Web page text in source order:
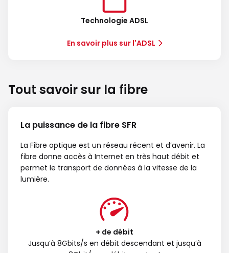
Technologie ADSL
En savoir plus sur l'ADSL
Tout savoir sur la fibre
La puissance de la fibre SFR
La Fibre optique est un réseau récent et d’avenir. La
fibre donne accès à Internet en très haut débit et
permet le transport de données à la vitesse de la
lumière.
+ de débit
Jusqu’à 8Gbits/s en débit descendant et jusqu’à